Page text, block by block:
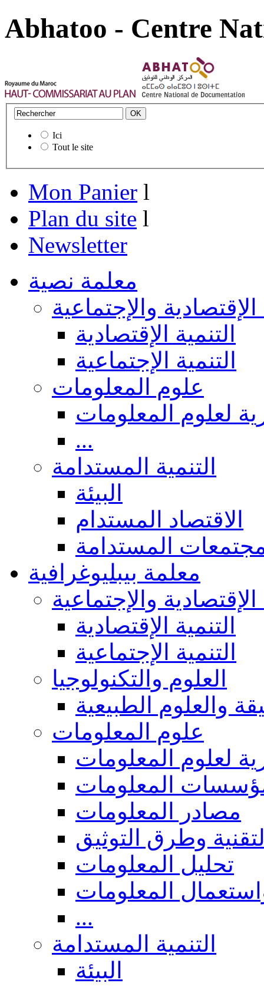
Abhatoo - Centre
Ici
Tout le site
Mon Panier l
Plan du site l
Newsletter
معلمة نصية
الإقتصادية والإجتماعية
التنمية الإقتصادية
التنمية الإجتماعية
علوم المعلومات
لعلوم المعلومات
...
التنمية المستدامة
البيئة
الاقتصاد المستدام
المستدامة
معلمة بيبليوغرافية
الإقتصادية والإجتماعية
التنمية الإقتصادية
التنمية الإجتماعية
العلوم والتكنولوجيا
والعلوم الطبيعية
علوم المعلومات
لعلوم المعلومات
المعلومات
مصادر المعلومات
وطرق التوثيق
تحليل المعلومات
المعلومات
...
التنمية المستدامة
البيئة